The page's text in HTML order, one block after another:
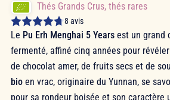
Thés Grands Crus, thés rares
8 avis
Le Pu Erh Menghai 5 Yearsest un grand
fermenté, affiné cinq années pour
de chocolat amer, de fruits secs et de
bioen vrac, originaire du Yunnan, se
pour sa rondeur boisée et son caractère